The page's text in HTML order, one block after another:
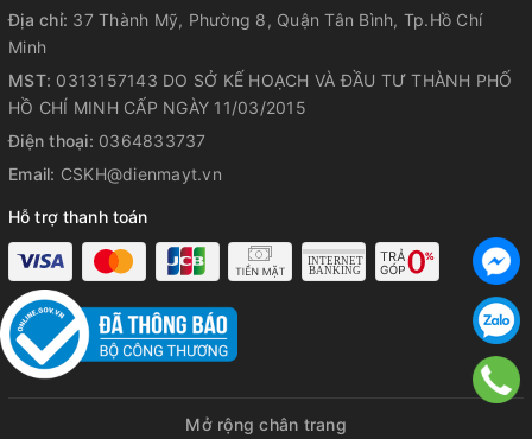
Địa chỉ: 37 Thành Mỹ, Phường 8, Quận Tân Bình, Tp.Hồ Chí
Minh
MST: 0313157143 DO SỞ KẾ HOẠCH VÀ ĐẦU TƯ THÀNH PHỐ
HỒ CHÍ MINH CẤP NGÀY 11/03/2015
Điện thoại: 0364833737
Email: CSKH@dienmayt.vn
Hỗ trợ thanh toán
Mở rộng chân trang